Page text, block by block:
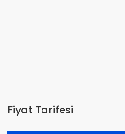
Fiyat Tarifesi